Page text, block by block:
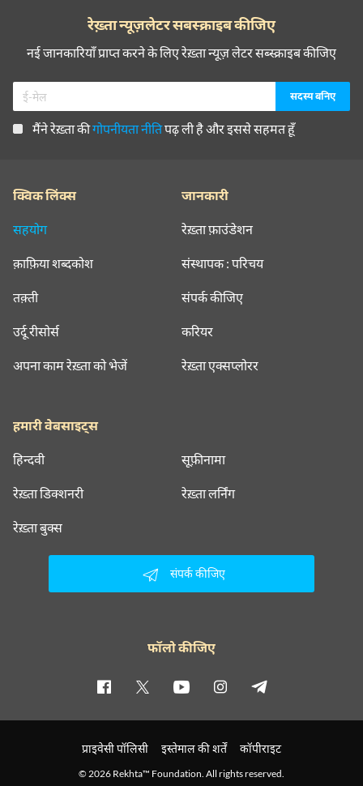
रेख़्ता न्यूज़लेटर सबस्क्राइब कीजिए
नई जानकारियाँ प्राप्त करने के लिए रेख़्ता न्यूज़ लेटर सब्स्क्राइब कीजिए
मैंने रेख़्ता कीगोपनीयता नीतिपढ़ ली है और इससे सहमत हूँ
क्विक लिंक्स
सहयोग
क़ाफ़िया शब्दकोश
तक़्ती
उर्दू रीसोर्स
अपना काम रेख़्ता को भेजें
जानकारी
रेख़्ता फ़ाउंडेशन
संस्थापक : परिचय
संपर्क कीजिए
करियर
रेख़्ता एक्सप्लोरर
हमारी वेबसाइट्स
हिन्दवी सूफ़ीनामा
रेख़्ता डिक्शनरी रेख़्ता लर्निंग
रेख़्ता बुक्स
संपर्क कीजिए
फॉलो कीजिए
प्राइवेसी पॉलिसी इस्तेमाल की शर्तें कॉपीराइट
© 2026 Rekhta™ Foundation. All rights reserved.